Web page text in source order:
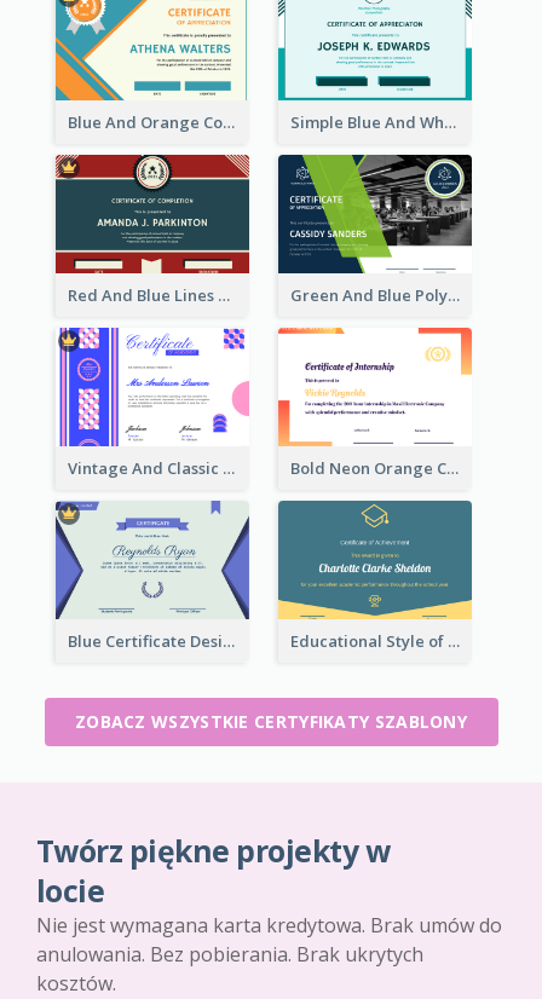
Blue And Orange Company Triangles With Badge Certificate Simple Blue And White Rectangle Certificate
Red And Blue Lines And Badge Completion Certificate Green And Blue Polygon With Photo Certificate
Vintage And Classic Vibrant Certificate Design Ideas Bold Neon Orange Certificate Design For Internship
Blue Certificate Design For Class Attendance Educational Style of Academic Achievement Certificate Design
ZOBACZ WSZYSTKIE CERTYFIKATY SZABLONY
Twórz piękne projekty w
locie
Nie jest wymagana karta kredytowa. Brak umów do
anulowania. Bez pobierania. Brak ukrytych
kosztów.